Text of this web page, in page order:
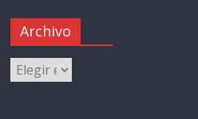
Archivo